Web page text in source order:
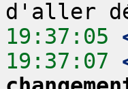
19:37:05
19:37:07